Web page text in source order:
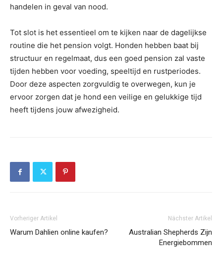
handelen in geval van nood.
Tot slot is het essentieel om te kijken naar de dagelijkse
routine die het pension volgt. Honden hebben baat bij
structuur en regelmaat, dus een goed pension zal vaste
tijden hebben voor voeding, speeltijd en rustperiodes.
Door deze aspecten zorgvuldig te overwegen, kun je
ervoor zorgen dat je hond een veilige en gelukkige tijd
heeft tijdens jouw afwezigheid.
Vorheriger Artikel
Warum Dahlien online kaufen?
Nächster Artikel
Australian Shepherds Zijn
Energiebommen